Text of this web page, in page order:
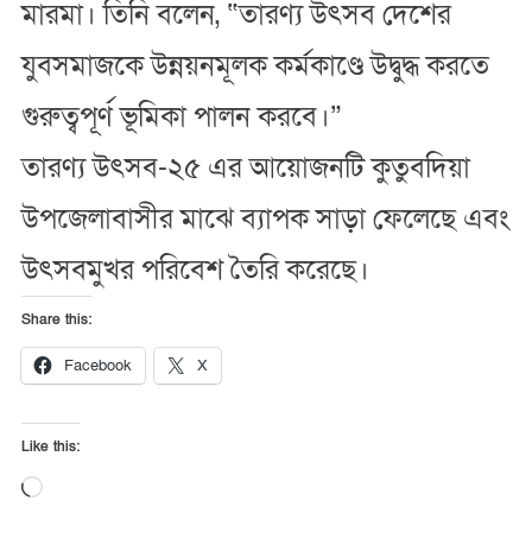
মারমা। তিনি বলেন, “তারণ্য উৎসব দেশের
যুবসমাজকে উন্নয়নমূলক কর্মকাণ্ডে উদ্বুদ্ধ করতে
গুরুত্বপূর্ণ ভূমিকা পালন করবে।”
তারণ্য উৎসব-২৫ এর আয়োজনটি কুতুবদিয়া
উপজেলাবাসীর মাঝে ব্যাপক সাড়া ফেলেছে এবং
উৎসবমুখর পরিবেশ তৈরি করেছে।
Share this:
Facebook X
Like this:
Loading…